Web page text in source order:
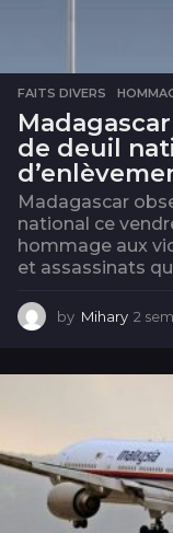
FAITS DIVERS ,
de deuil
Madagascar
national ce
hommage aux
et assassinats
by Mihary 2